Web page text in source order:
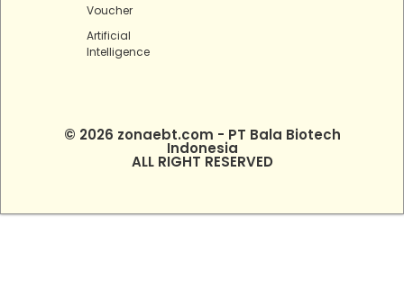
Voucher
Artificial
Intelligence
© 2026 zonaebt.com - PT Bala Biotech
Indonesia
ALL RIGHT RESERVED